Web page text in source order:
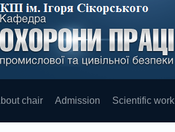
chair Admission Scientific work